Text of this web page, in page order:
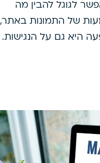
לגוגל להבין מה
של התמונות באתר,
היא גם על הנגישות.